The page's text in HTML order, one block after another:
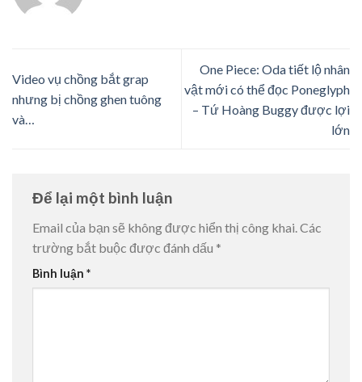
Video vụ chồng bắt grap
nhưng bị chồng ghen tuông
và…
One Piece: Oda tiết lộ nhân
vật mới có thể đọc Poneglyph
– Tứ Hoàng Buggy được lợi
lớn
Để lại một bình luận
Email của bạn sẽ không được hiển thị công khai.Các
trường bắt buộc được đánh dấu *
Bình luận *